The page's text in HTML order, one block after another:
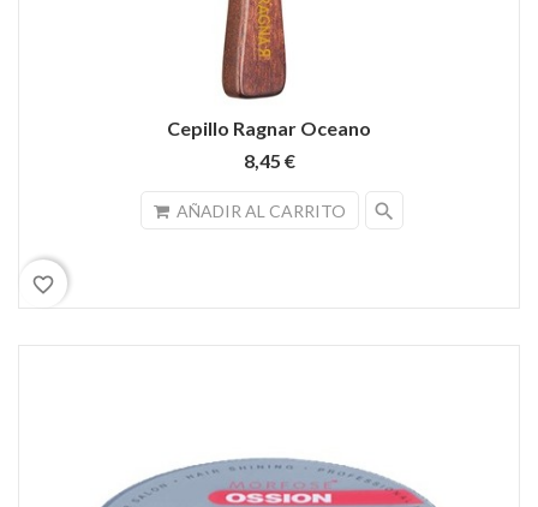
Cepillo Ragnar Oceano
8,45 €
AÑADIR AL CARRITO search
favorite_border